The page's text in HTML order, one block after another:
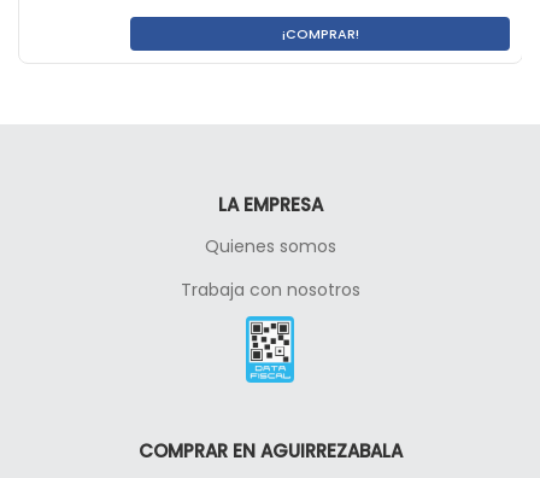
¡COMPRAR!
LA EMPRESA
Quienes somos
Trabaja con nosotros
COMPRAR EN AGUIRREZABALA